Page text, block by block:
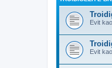
Evit
Evit